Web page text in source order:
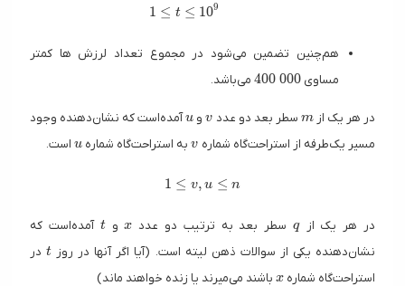
1 \le t \le 10^9
1 ≤ t ≤ 109
هم‌چنین تضمین می‌شود در مجموع تعداد لرزش ها کمتر
مساوی
400\ 000
400 000 می‌باشد.
در هر یک از
m
m سطر بعد دو عددv
vو
u
uآمده‌است که نشان‌دهنده وجود
مسیر یک‌طرفه از استراحت‌گاه شماره
v
vبه استراحت‌گاه شماره
u
uاست.
1 \le v, u \le n
1 ≤ v, u ≤ n
در هر یک ازq
qسطر بعد به ترتیب دو عدد x
xوt
t آمده‌است که
نشان‌دهنده یکی از سوالات ذهن لیته است. (آیا اگر آنها در روز t
tدر
استراحت‌گاه شمارهx
x باشند می‌میرند یا زنده خواهند ماند)